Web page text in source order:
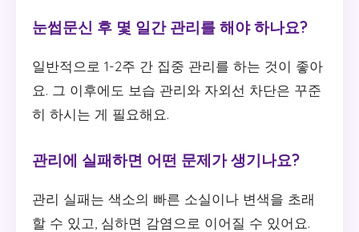
눈썹문신 후 몇 일간 관리를 해야 하나요?
일반적으로 1-2주 간 집중 관리를 하는 것이 좋아
요. 그 이후에도 보습 관리와 자외선 차단은 꾸준
히 하시는 게 필요해요.
관리에 실패하면 어떤 문제가 생기나요?
관리 실패는 색소의 빠른 소실이나 변색을 초래
할 수 있고, 심하면 감염으로 이어질 수 있어요.